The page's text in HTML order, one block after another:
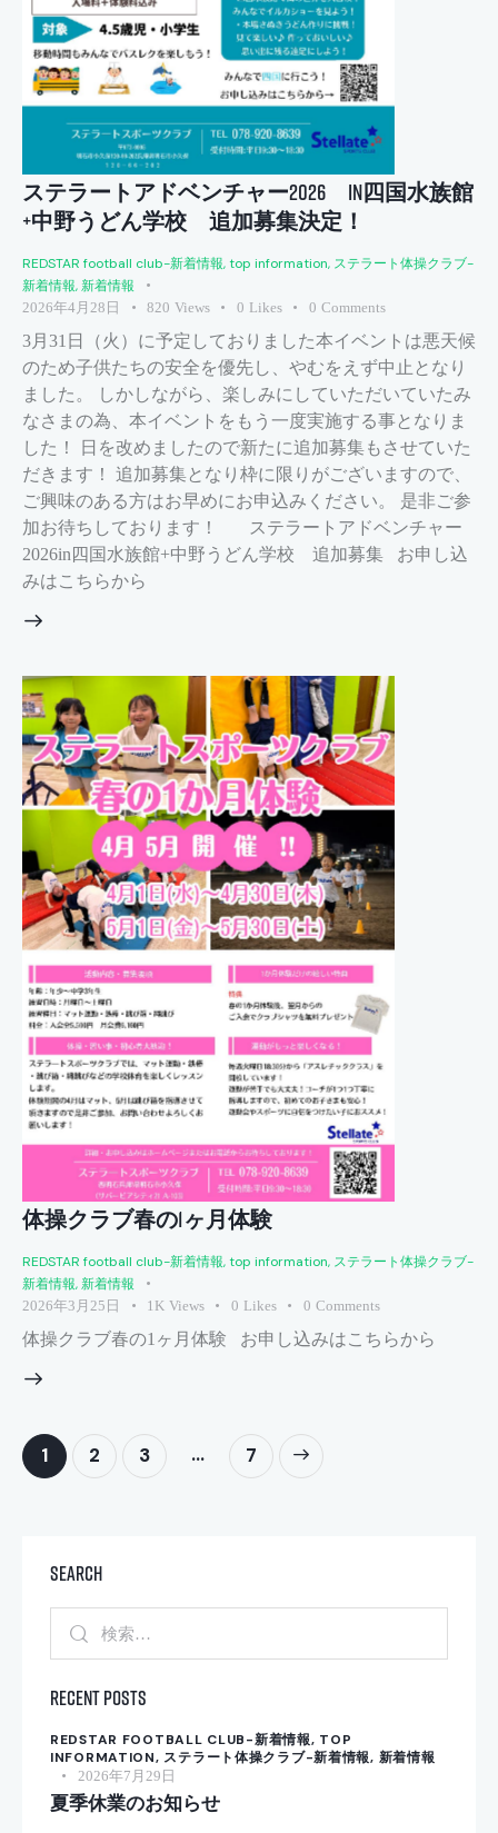
ステラートアドベンチャー2026 in四国水族館
+中野うどん学校 追加募集決定！
REDSTAR football club-新着情報,top information, ステラート体操クラブ-
新着情報,新着情報
2026年4月28日 820 Views 0 Likes 0 Comments
3月31日（火）に予定しておりました本イベントは悪天候
のため子供たちの安全を優先し、やむをえず中止となり
ました。 しかしながら、楽しみにしていただいていたみ
なさまの為、本イベントをもう一度実施する事となりま
した！ 日を改めましたので新たに追加募集もさせていた
だきます！ 追加募集となり枠に限りがございますので、
ご興味のある方はお早めにお申込みください。 是非ご参
加お待ちしております！ ステラートアドベンチャー
2026in四国水族館+中野うどん学校 追加募集 お申し込
みはこちらから
体操クラブ春の1ヶ月体験
REDSTAR football club-新着情報,top information, ステラート体操クラブ-
新着情報,新着情報
2026年3月25日 1K Views 0 Likes 0 Comments
体操クラブ春の1ヶ月体験 お申し込みはこちらから
投
稿
Page
1 Page
2 Page
3 … Page
7
>
Search
Recent Posts
REDSTAR FOOTBALL CLUB-新着情報, TOP
INFORMATION, ステラート体操クラブ-新着情報, 新着情報
2026年7月29日
夏季休業のお知らせ